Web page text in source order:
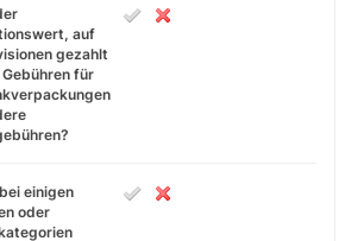
auf
gezahlt
für
einigen
oder